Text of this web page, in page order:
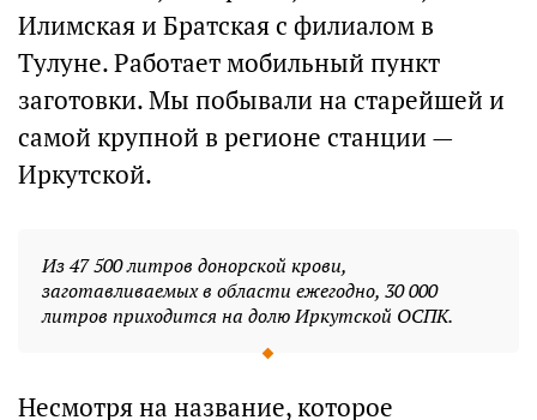
Илимская и Братская с филиалом в
Тулуне. Работает мобильный пункт
заготовки. Мы побывали на старейшей и
самой крупной в регионе станции —
Иркутской.
Из 47 500 литров донорской крови,
заготавливаемых в области ежегодно, 30 000
литров приходится на долю Иркутской ОСПК.
Несмотря на название, которое